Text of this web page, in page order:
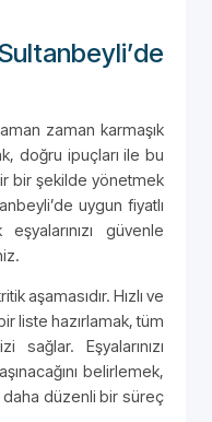
zaman karmaşık
doğru ipuçları ile bu
bir şekilde yönetmek
uygun fiyatlı
güvenle
aşamasıdır. Hızlı ve
liste hazırlamak, tüm
sağlar. Eşyalarınızı
belirlemek,
daha düzenli bir süreç